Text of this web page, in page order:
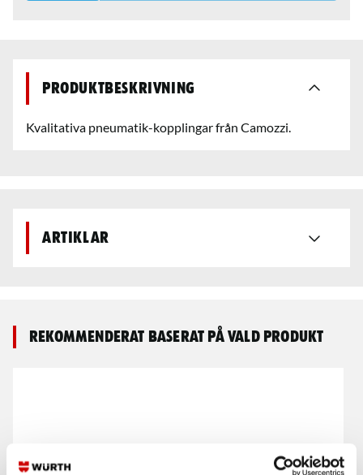
Produktbeskrivning
Kvalitativa pneumatik-kopplingar från Camozzi.
Artiklar
Rekommenderat baserat på vald produkt